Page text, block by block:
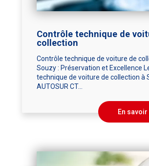
Contrôle technique de
collection
Contrôle technique de voiture de
Souzy : Préservation et Excellence
technique de voiture de collection à
AUTOSUR CT...
En